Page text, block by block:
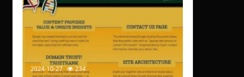
2024-10-27 234